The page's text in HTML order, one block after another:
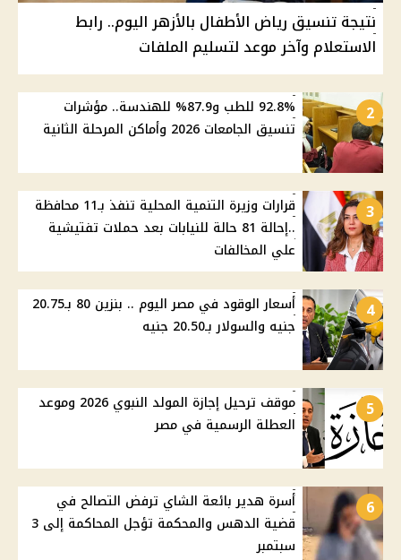
نتيجة تنسيق رياض الأطفال بالأزهر اليوم.. رابط
الاستعلام وآخر موعد لتسليم الملفات
2
92.8% للطب و87.9% للهندسة.. مؤشرات
تنسيق الجامعات 2026 وأماكن المرحلة الثانية
3
قرارات وزيرة التنمية المحلية تنفذ بـ11 محافظة
..إحالة 81 حالة للنيابات بعد حملات تفتيشية
علي المخالفات
4
أسعار الوقود في مصر اليوم .. بنزين 80 بـ20.75
جنيه والسولار بـ20.50 جنيه
5
موقف ترحيل إجازة المولد النبوي 2026 وموعد
العطلة الرسمية في مصر
6
أسرة هدير بائعة الشاي ترفض التصالح في
قضية الدهس والمحكمة تؤجل المحاكمة إلى 3
سبتمبر